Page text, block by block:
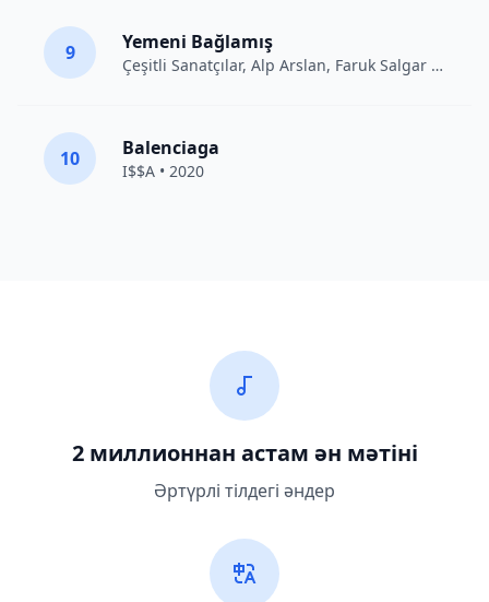
9 Yemeni Bağlamış
Çeşitli Sanatçılar, Alp Arslan, Faruk Salgar • 2012
10 Balenciaga
I$$A • 2020
2 миллионнан астам ән мәтіні
Әртүрлі тілдегі әндер